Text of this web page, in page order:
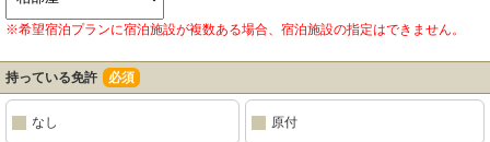
※希望宿泊プランに宿泊施設が複数ある場合、宿泊施設の指定はできません。
持っている免許 必須
なし 原付